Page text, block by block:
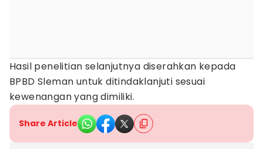
Hasil penelitian selanjutnya diserahkan kepada
BPBD Sleman untuk ditindaklanjuti sesuai
kewenangan yang dimiliki.
Share Article